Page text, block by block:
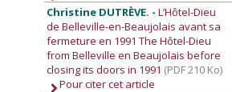
Christine DUTRÈVE. -L’Hôtel-Dieu
de Belleville-en-Beaujolais avant sa
fermeture en 1991 The Hôtel-Dieu
from Belleville en Beaujolais before
closing its doors in 1991 (PDF 210 Ko)
Pour citer cet article